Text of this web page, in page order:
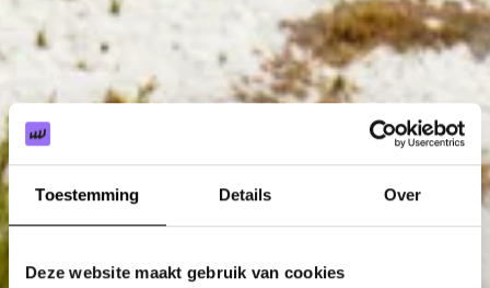
Toestemming Details Over
Deze website maakt gebruik van cookies